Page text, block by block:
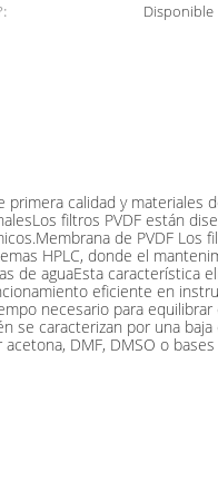
Disponible
calidad y materiales
filtros PVDF están
de PVDF
HPLC, donde el
aguaEsta característica
eficiente en
necesario para
se caracterizan por una
DMF, DMSO o